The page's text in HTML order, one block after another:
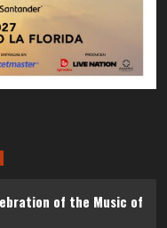
of the Music of